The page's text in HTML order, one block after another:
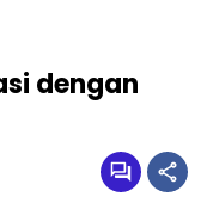
dengan